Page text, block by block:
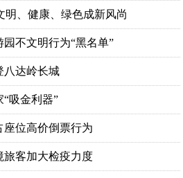
明、健康、绿色成新风尚
不文明行为“黑名单”
八达岭长城
吸金利器”
座位高价倒票行为
旅客加大检疫力度